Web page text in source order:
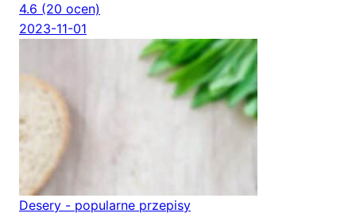
4.6 (20 ocen)
2023-11-01
Desery - popularne przepisy